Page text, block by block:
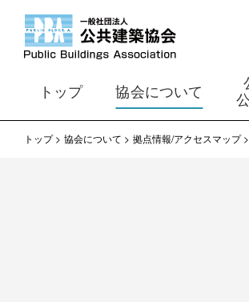
トップ 協会について
トップ 協会について 拠点情報/アクセスマップ